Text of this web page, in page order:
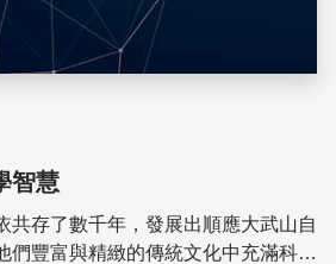
智慧
共存了數千年，發展出順應大武山自
們豐富與精緻的傳統文化中充滿科學